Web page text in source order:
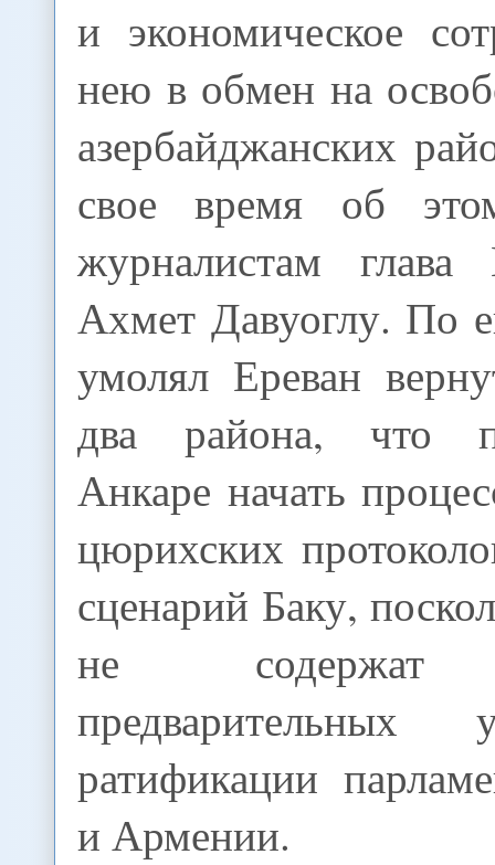
и экономическое
нею в обмен на
азербайджанских
свое время об
журналистам
Ахмет Давуоглу. По
умолял Ереван
два района, что
Анкаре начать
цюрихских
сценарий Баку,
не содержат
предварительных
ратификации
и Армении.